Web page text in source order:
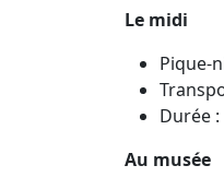
Le midi
Pique-
Durée
Au musée